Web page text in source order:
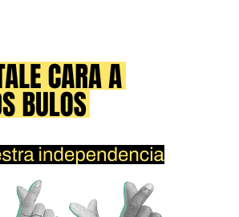
Banco BGL de Luxemburgo. 2. Andrés
€) en 8 depósitos de 250.000 €
en la entidad ISLE OF MAN BANK en
FRICK BANK de LIECHTENSTEIN
de
$) en 12 depósitos de 100.000 $ cada
la entidad ITAU de SAO PAULO. 5.
Arco (1.200.000 $) en 6 depósitos de